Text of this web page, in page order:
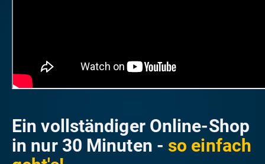
Ein vollständiger Online-Shop
in nur 30 Minuten - so einfach